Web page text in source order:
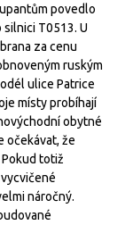
povedlo
T0513. U
za cenu
ruským
ulice Patrice
místy probíhají
obytné
očekávat, že
totiž
náročný.